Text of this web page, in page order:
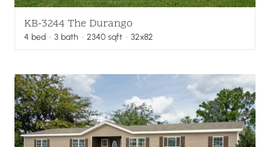
KB-3244 The Durango
4 bed · 3 bath · 2340 sqft· 32x82